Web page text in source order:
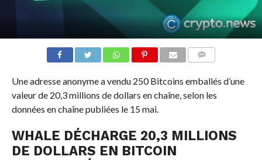
Une adresse anonyme a vendu 250 Bitcoins emballés d’une
valeur de 20,3 millions de dollars en chaîne, selon les
données en chaîne publiées le 15 mai.
WHALE DÉCHARGE 20,3 MILLIONS
DE DOLLARS EN BITCOIN